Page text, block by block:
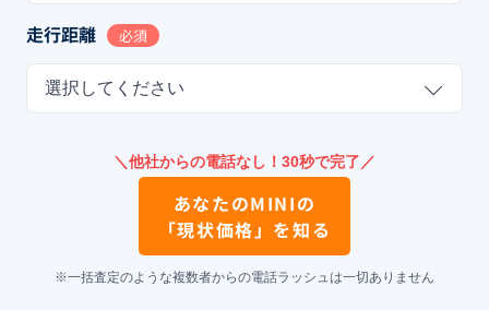
走行距離 必須
選択してください
＼他社からの電話なし！30秒で完了／
あなたのMINIの
「現状価格」を知る
※一括査定のような複数者からの電話ラッシュは一切ありません